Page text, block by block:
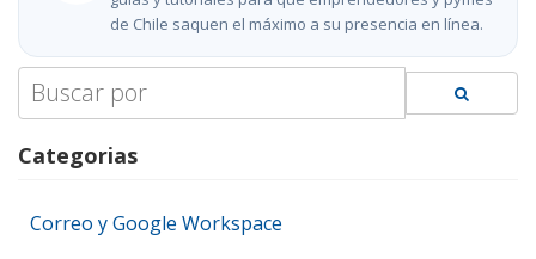
de Chile saquen el máximo a su presencia en línea.
Search
for:
Categorias
Correo y Google Workspace